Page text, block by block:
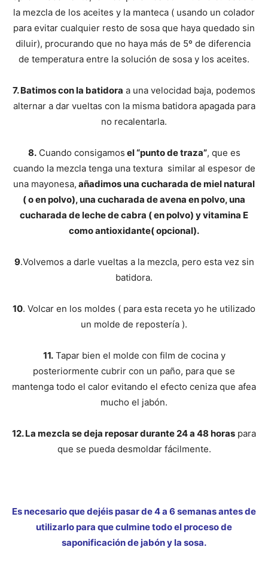
la mezcla de los aceites y la manteca ( usando un colador
para evitar cualquier resto de sosa que haya quedado sin
diluir), procurando que no haya más de 5º de diferencia
de temperatura entre la solución de sosa y los aceites.
7. Batimos con la batidora a una velocidad baja, podemos
alternar a dar vueltas con la misma batidora apagada para
no recalentarla.
8.Cuando consigamos el “punto de traza”, que es
cuando la mezcla tenga una textura similar al espesor de
una mayonesa, añadimos una cucharada de miel natural
( o en polvo), una cucharada de avena en polvo, una
cucharada de leche de cabra ( en polvo) y vitamina E
como antioxidante( opcional).
9.Volvemos a darle vueltas a la mezcla, pero esta vez sin
batidora.
10. Volcar en los moldes ( para esta receta yo he utilizado
un molde de repostería ).
11.Tapar bien el molde con film de cocina y
posteriormente cubrir con un paño, para que se
mantenga todo el calor evitando el efecto ceniza que afea
mucho el jabón.
12. La mezcla se deja reposar durante 24 a 48 horas para
que se pueda desmoldar fácilmente.
Es necesario que dejéis pasar de 4 a 6 semanas antes de
utilizarlo para que culmine todo el proceso de
saponificación de jabón y la sosa.